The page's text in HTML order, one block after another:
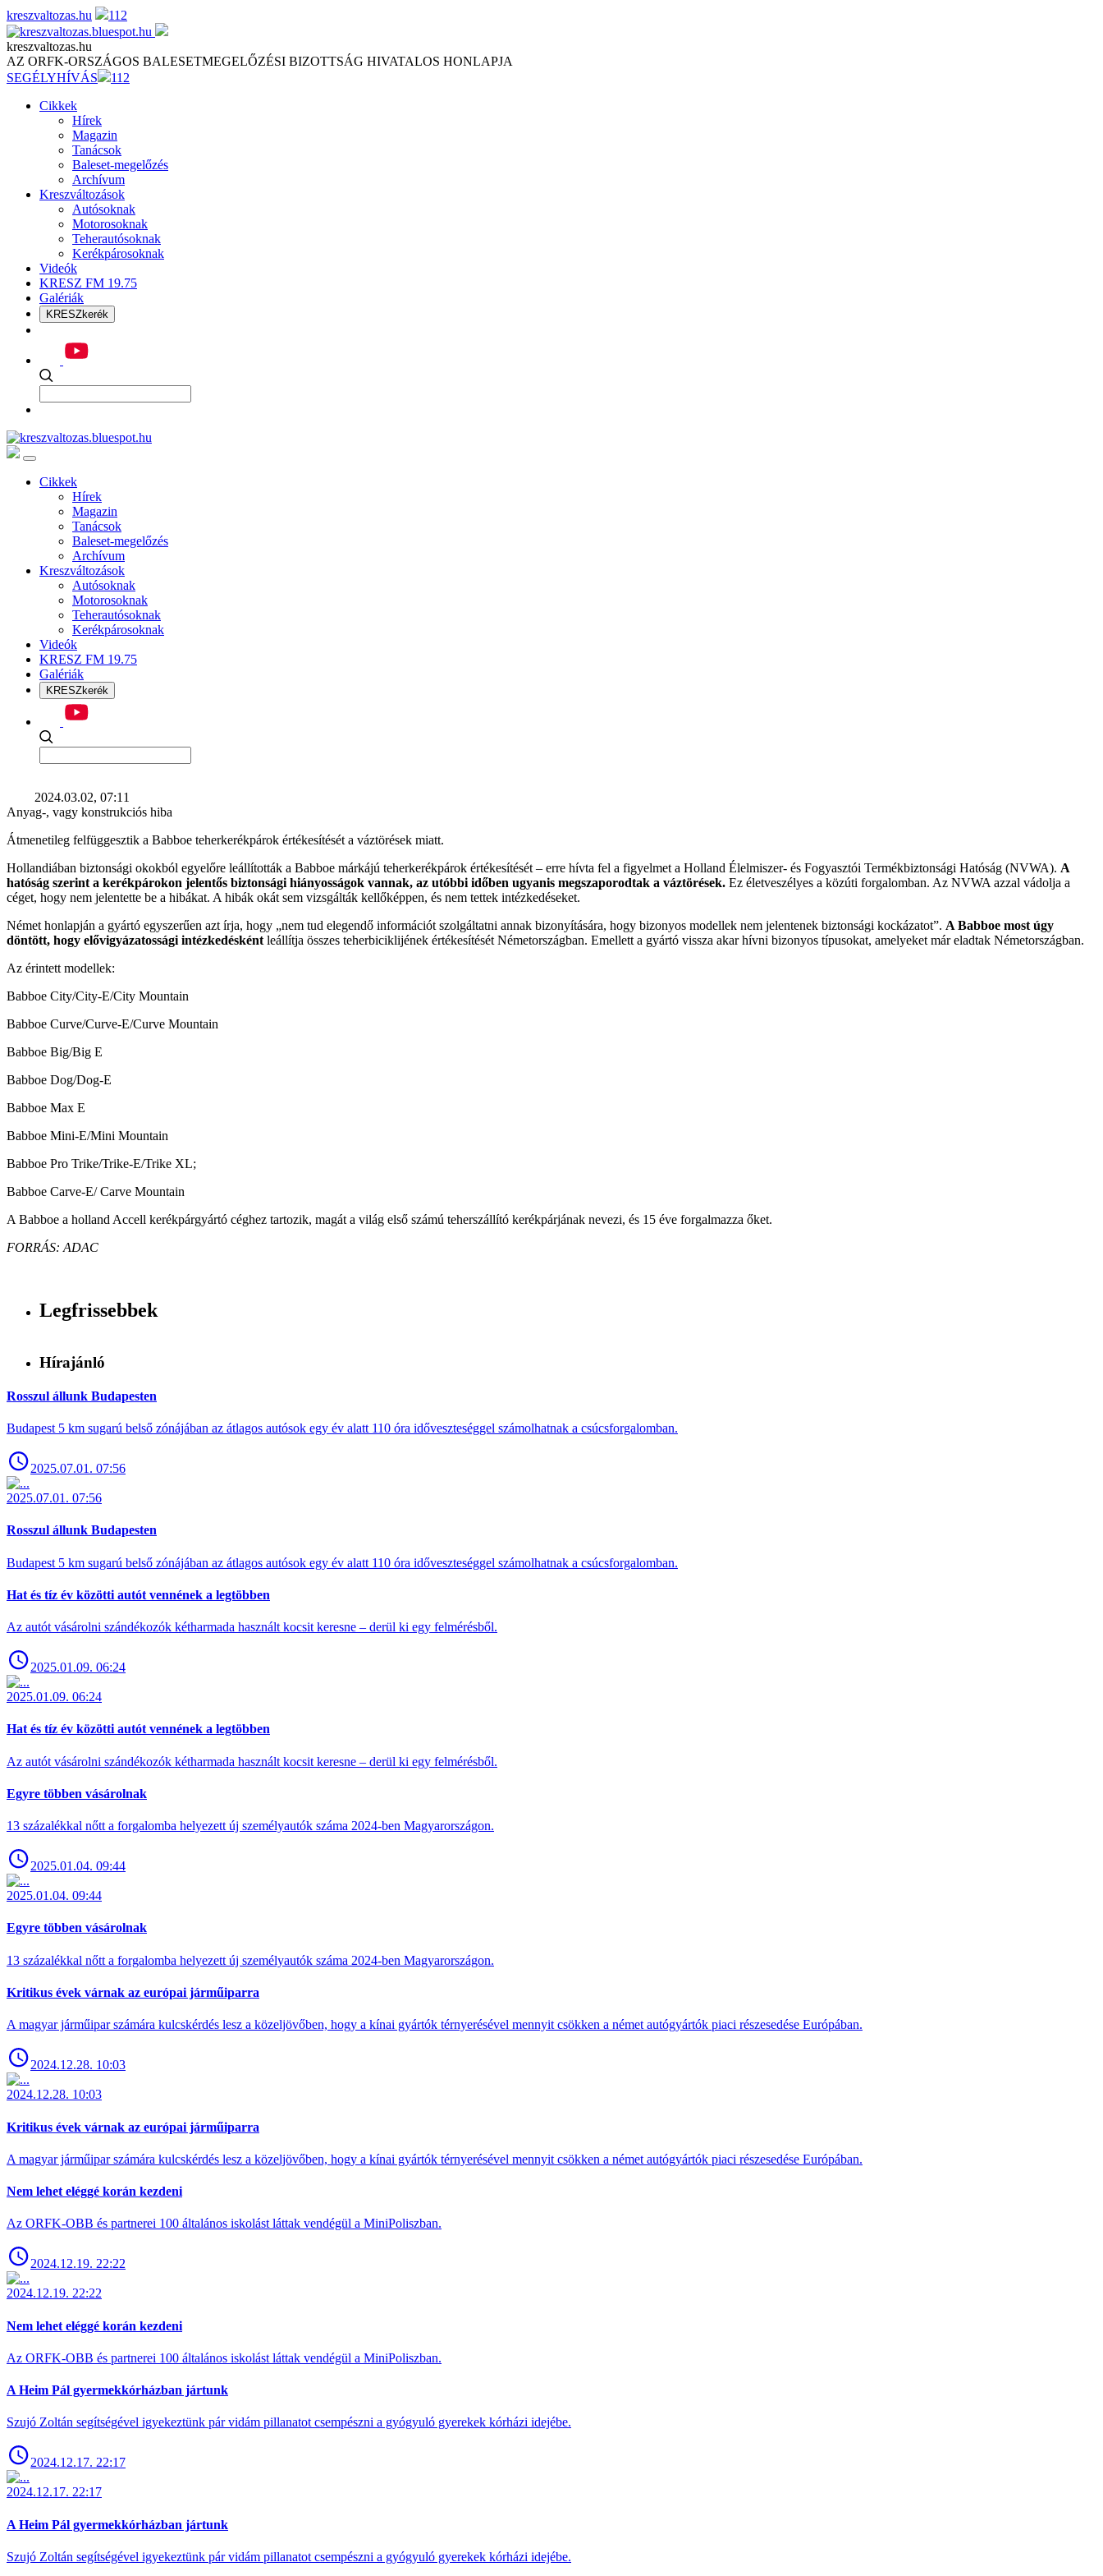
Skip
to
content
kreszvaltozas.hu 112
kreszvaltozas.hu
AZ ORFK-ORSZÁGOS BALESETMEGELŐZÉSI BIZOTTSÁG HIVATALOS HONLAPJA
SEGÉLYHÍVÁS
112
Cikkek
Hírek
Magazin
Tanácsok
Baleset-megelőzés
Archívum
Kreszváltozások
Autósoknak
Motorosoknak
Teherautósoknak
Kerékpárosoknak
Videók
KRESZ FM 19.75
Galériák
KRESZkerék
Cikkek
Hírek
Magazin
Tanácsok
Baleset-megelőzés
Archívum
Kreszváltozások
Autósoknak
Motorosoknak
Teherautósoknak
Kerékpárosoknak
Videók
KRESZ FM 19.75
Galériák
KRESZkerék
2024.03.02, 07:11
Anyag-, vagy konstrukciós hiba
Átmenetileg felfüggesztik a Babboe teherkerékpárok értékesítését a váztörések miatt.
Hollandiában biztonsági okokból egyelőre leállították a Babboe márkájú teherkerékpárok értékesítését – erre hívta fel a figyelmet a Holland Élelmiszer- és Fogyasztói Termékbiztonsági Hatóság (NVWA). A
hatóság szerint a kerékpárokon jelentős biztonsági hiányosságok vannak, az utóbbi időben ugyanis megszaporodtak a váztörések. Ez életveszélyes a közúti forgalomban. Az NVWA azzal vádolja a
céget, hogy nem jelentette be a hibákat. A hibák okát sem vizsgálták kellőképpen, és nem tettek intézkedéseket.
Német honlapján a gyártó egyszerűen azt írja, hogy „nem tud elegendő információt szolgáltatni annak bizonyítására, hogy bizonyos modellek nem jelentenek biztonsági kockázatot”. A Babboe most úgy
döntött, hogy elővigyázatossági intézkedésként leállítja összes teherbiciklijének értékesítését Németországban. Emellett a gyártó vissza akar hívni bizonyos típusokat, amelyeket már eladtak Németországban.
Az érintett modellek:
Babboe City/City-E/City Mountain
Babboe Curve/Curve-E/Curve Mountain
Babboe Big/Big E
Babboe Dog/Dog-E
Babboe Max E
Babboe Mini-E/Mini Mountain
Babboe Pro Trike/Trike-E/Trike XL;
Babboe Carve-E/ Carve Mountain
A Babboe a holland Accell kerékpárgyártó céghez tartozik, magát a világ első számú teherszállító kerékpárjának nevezi, és 15 éve forgalmazza őket.
FORRÁS: ADAC
Legfrissebbek
Hírajánló
Rosszul állunk Budapesten
Budapest 5 km sugarú belső zónájában az átlagos autósok egy év alatt 110 óra időveszteséggel számolhatnak a csúcsforgalomban.
2025.07.01. 07:56
2025.07.01. 07:56
Rosszul állunk Budapesten
Budapest 5 km sugarú belső zónájában az átlagos autósok egy év alatt 110 óra időveszteséggel számolhatnak a csúcsforgalomban.
Hat és tíz év közötti autót vennének a legtöbben
Az autót vásárolni szándékozók kétharmada használt kocsit keresne – derül ki egy felmérésből.
2025.01.09. 06:24
2025.01.09. 06:24
Hat és tíz év közötti autót vennének a legtöbben
Az autót vásárolni szándékozók kétharmada használt kocsit keresne – derül ki egy felmérésből.
Egyre többen vásárolnak
13 százalékkal nőtt a forgalomba helyezett új személyautók száma 2024-ben Magyarországon.
2025.01.04. 09:44
2025.01.04. 09:44
Egyre többen vásárolnak
13 százalékkal nőtt a forgalomba helyezett új személyautók száma 2024-ben Magyarországon.
Kritikus évek várnak az európai járműiparra
A magyar járműipar számára kulcskérdés lesz a közeljövőben, hogy a kínai gyártók térnyerésével mennyit csökken a német autógyártók piaci részesedése Európában.
2024.12.28. 10:03
2024.12.28. 10:03
Kritikus évek várnak az európai járműiparra
A magyar járműipar számára kulcskérdés lesz a közeljövőben, hogy a kínai gyártók térnyerésével mennyit csökken a német autógyártók piaci részesedése Európában.
Nem lehet eléggé korán kezdeni
Az ORFK-OBB és partnerei 100 általános iskolást láttak vendégül a MiniPoliszban.
2024.12.19. 22:22
2024.12.19. 22:22
Nem lehet eléggé korán kezdeni
Az ORFK-OBB és partnerei 100 általános iskolást láttak vendégül a MiniPoliszban.
A Heim Pál gyermekkórházban jártunk
Szujó Zoltán segítségével igyekeztünk pár vidám pillanatot csempészni a gyógyuló gyerekek kórházi idejébe.
2024.12.17. 22:17
2024.12.17. 22:17
A Heim Pál gyermekkórházban jártunk
Szujó Zoltán segítségével igyekeztünk pár vidám pillanatot csempészni a gyógyuló gyerekek kórházi idejébe.